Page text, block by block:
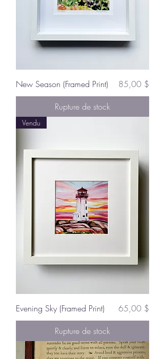
New Season (Framed Print) Prix
85,00 $
Rupture de stock
Vendu
Evening Sky (Framed Print) Prix
65,00 $
Rupture de stock